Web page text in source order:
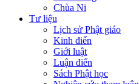
Chùa Ni
Tư liệu
Lịch sử Phật giáo
Kinh điển
Giới luật
Luận điển
Sách Phật học